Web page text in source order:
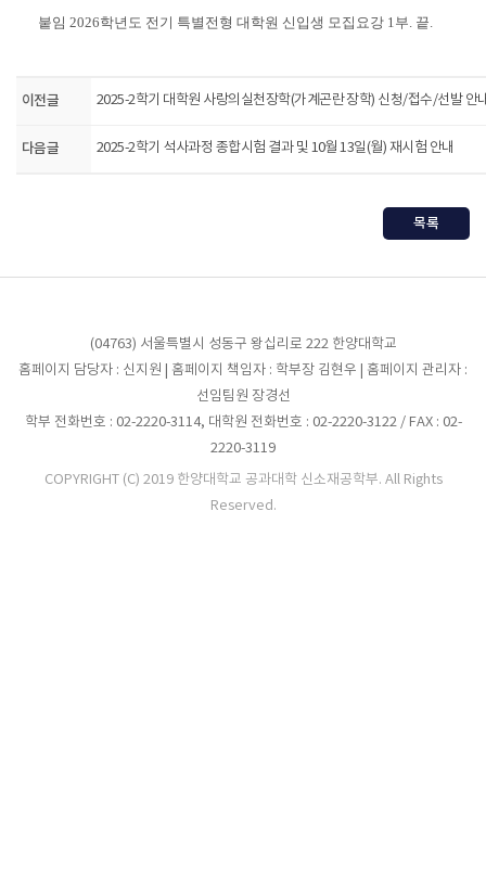
붙임 2026학년도 전기 특별전형 대학원 신입생 모집요강 1부. 끝.
이전글 2025-2학기 대학원 사랑의실천장학(가계곤란 장학) 신청/접수/선발 안
다음글 2025-2학기 석사과정 종합시험 결과 및 10월 13일(월) 재시험 안내
목록
(04763) 서울특별시 성동구 왕십리로 222 한양대학교
홈페이지 담당자 : 신지원 | 홈페이지 책임자 : 학부장 김현우 | 홈페이지 관리자 :
선임팀원 장경선
학부 전화번호 : 02-2220-3114, 대학원 전화번호 : 02-2220-3122 / FAX : 02-
2220-3119
COPYRIGHT (C) 2019 한양대학교 공과대학 신소재공학부. All Rights
Reserved.